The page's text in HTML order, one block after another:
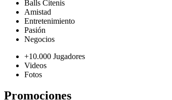
Balls Citenis
Amistad
Entretenimiento
Pasión
Negocios
+10.000 Jugadores
Videos
Fotos
Promociones